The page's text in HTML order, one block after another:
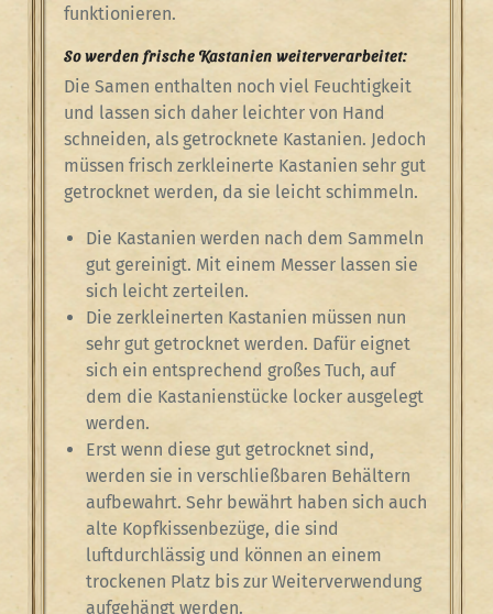
funktionieren.
So werden frische Kastanien weiterverarbeitet:
Die Samen enthalten noch viel Feuchtigkeit
und lassen sich daher leichter von Hand
schneiden, als getrocknete Kastanien. Jedoch
müssen frisch zerkleinerte Kastanien sehr gut
getrocknet werden, da sie leicht schimmeln.
Die Kastanien werden nach dem Sammeln
gut gereinigt. Mit einem Messer lassen sie
sich leicht zerteilen.
Die zerkleinerten Kastanien müssen nun
sehr gut getrocknet werden. Dafür eignet
sich ein entsprechend großes Tuch, auf
dem die Kastanienstücke locker ausgelegt
werden.
Erst wenn diese gut getrocknet sind,
werden sie in verschließbaren Behältern
aufbewahrt. Sehr bewährt haben sich auch
alte Kopfkissenbezüge, die sind
luftdurchlässig und können an einem
trockenen Platz bis zur Weiterverwendung
aufgehängt werden.